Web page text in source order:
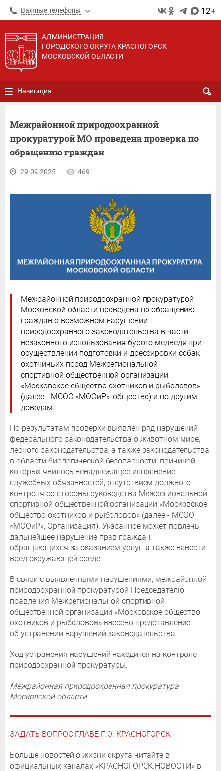
Важные телефоны 12+
АДМИНИСТРАЦИЯ
ГОРОДСКОГО ОКРУГА КРАСНОГОРСК
МОСКОВСКОЙ ОБЛАСТИ
Навигация
Межрайонной природоохранной
прокуратурой МО проведена проверка по
обращению граждан
29.09.2025 469
Межрайонной природоохранной прокуратурой
Московской области проведена по обращению
граждан о возможном нарушении
природоохранного законодательства в части
незаконного использования бурого медведя при
осуществлении подготовки и дрессировки собак
охотничьих пород Межрегиональной
спортивной общественной организации
«Московское общество охотников и рыболовов»
(далее - МСОО «МООиР», общество) и по другим
доводам.
По результатам проверки выявлен ряд нарушений
федерального законодательства о животном мире,
лесного законодательства, а также законодательства
в области биологической безопасности, причиной
которых явилось ненадлежащее исполнение
служебных обязанностей, отсутствием должного
контроля со стороны руководства Межрегиональной
спортивной общественной организации «Московское
общество охотников и рыболовов» (далее - МСОО
«МООиР», Организация). Указанное может повлечь
дальнейшее нарушение прав граждан,
обращающихся за оказанием услуг, а также нанести
вред окружающей среде
В связи с выявленными нарушениями, межрайонной
природоохранной прокуратурой Председателю
правления Межрегиональной спортивной
общественной организации «Московское общество
охотников и рыболовов» внесено представление
об устранении нарушений законодательства.
Ход устранения нарушений находится на контроле
природоохранной прокуратуры.
Межрайонная природоохранная прокуратура
Московской области
ЗАДАТЬ ВОПРОС ГЛАВЕ Г.О. КРАСНОГОРСК
Больше новостей о жизни округа читайте в
официальных каналах «КРАСНОГОРСК.НОВОСТИ» в